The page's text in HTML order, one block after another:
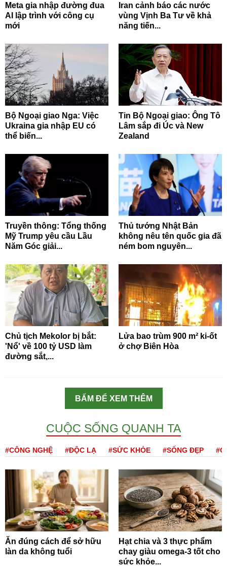
Meta gia nhập đường đua
AI lập trình với công cụ
mới
Iran cảnh báo các nước
vùng Vịnh Ba Tư về khả
năng tiến...
Bộ Ngoại giao Nga: Việc
Ukraina gia nhập EU có
thể biến...
Tin Bộ Ngoại giao: Ông Tô
Lâm sắp đi Úc và New
Zealand
Truyền thông: Tổng thống
Mỹ Trump yêu cầu Lầu
Năm Góc giải...
Thủ tướng Nhật Bản
không nêu tên quốc gia đã
ném bom nguyên...
Chủ tịch Mekolor bị bắt:
'Nổ' về 100 tỷ USD làm
đường sắt,...
Lửa bao trùm 900 m² ki-ốt
ở chợ Biên Hòa
BẤM ĐỂ XEM THÊM
CUỘC SỐNG QUANH TA
#CÔNG NGHỆ #ĐỘC LẠ #SỨC KHỎE #SỐNG ĐẸP
Ăn đúng cách để sở hữu
làn da không tuổi
Hạt chia và 3 thực phẩm
chay giàu omega-3 tốt cho
sức khỏe...